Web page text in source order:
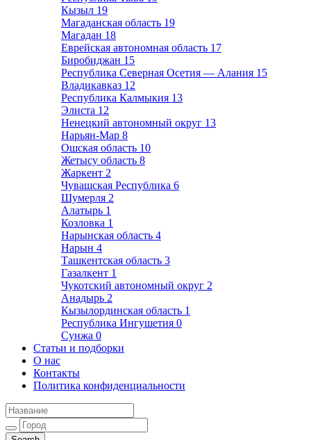
Кызыл 19
Магаданская область 19
Магадан 18
Еврейская автономная область 17
Биробиджан 15
Республика Северная Осетия — Алания 15
Владикавказ 12
Республика Калмыкия 13
Элиста 12
Ненецкий автономный округ 13
Нарьян-Мар 8
Ошская область 10
Жетысу область 8
Жаркент 2
Чувашская Республика 6
Шумерля 2
Алатырь 1
Козловка 1
Нарынская область 4
Нарын 4
Ташкентская область 3
Газалкент 1
Чукотский автономный округ 2
Анадырь 2
Кызылординская область 1
Республика Ингушетия 0
Сунжа 0
Статьи и подборки
О нас
Контакты
Политика конфиденциальности